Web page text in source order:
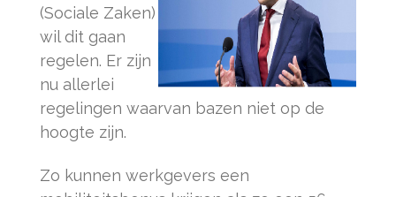
(Sociale Zaken)
wil dit gaan
regelen. Er zijn
nu allerlei
regelingen waarvan bazen niet op de
hoogte zijn.
Zo kunnen werkgevers een